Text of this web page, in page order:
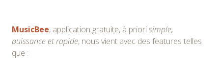
MusicBee, application gratuite, à priorisimple,
puissance et rapide, nous vient avec des features telles
que :